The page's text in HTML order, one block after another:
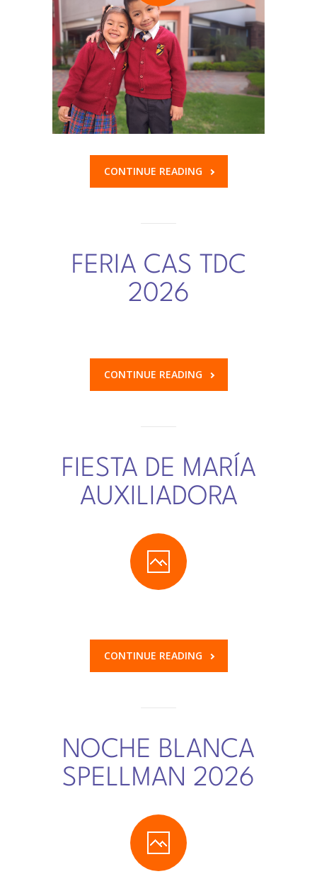
DECE
CONTINUE READING
FERIA CAS TDC
2026
CONTINUE READING
FIESTA DE MARÍA
AUXILIADORA
CONTINUE READING
NOCHE BLANCA
SPELLMAN 2026